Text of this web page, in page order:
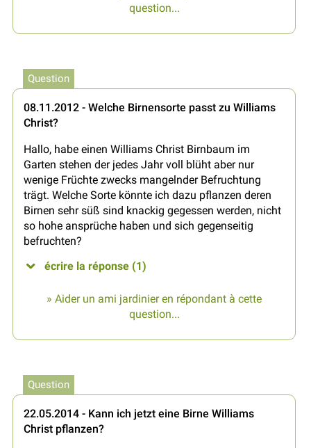
question...
Question
08.11.2012 - Welche Birnensorte passt zu Williams
Christ?
Hallo, habe einen Williams Christ Birnbaum im
Garten stehen der jedes Jahr voll blüht aber nur
wenige Früchte zwecks mangelnder Befruchtung
trägt. Welche Sorte könnte ich dazu pflanzen deren
Birnen sehr süß sind knackig gegessen werden, nicht
so hohe ansprüche haben und sich gegenseitig
befruchten?
écrire la réponse (1)
» Aider un ami jardinier en répondant à cette
question...
Question
22.05.2014 - Kann ich jetzt eine Birne Williams
Christ pflanzen?